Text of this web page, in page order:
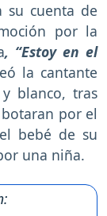
su cuenta de
por la
, “Estoy en el
la cantante
blanco, tras
por el
bebé de su
una niña.